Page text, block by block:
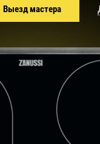
Выезд мастера